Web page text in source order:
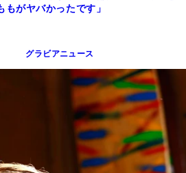
がヤバかったです」
グラビアニュース